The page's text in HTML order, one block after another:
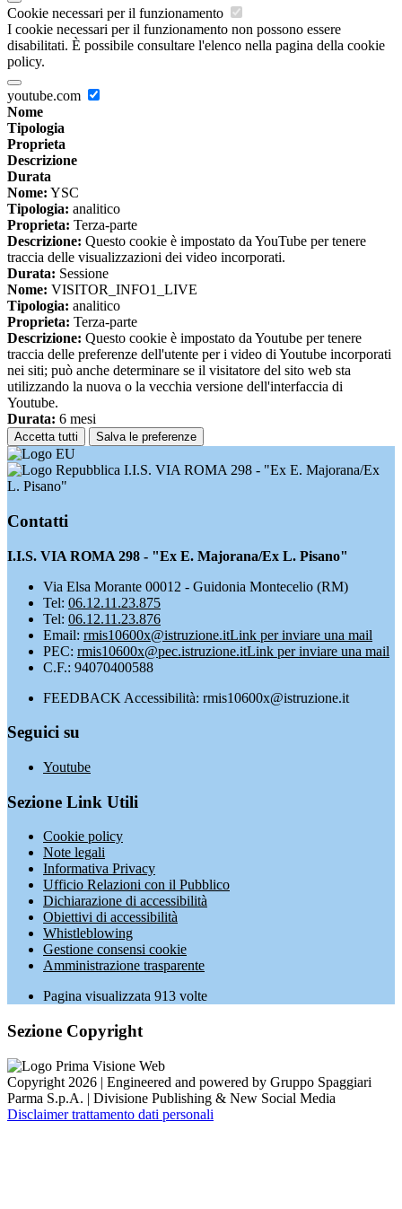
Cookie necessari per il funzionamento
I cookie necessari per il funzionamento non possono essere
disabilitati. È possibile consultare l'elenco nella pagina della cookie
policy.
youtube.com
Nome
Tipologia
Proprieta
Descrizione
Durata
Nome: YSC
Tipologia: analitico
Proprieta: Terza-parte
Descrizione: Questo cookie è impostato da YouTube per tenere
traccia delle visualizzazioni dei video incorporati.
Durata: Sessione
Nome: VISITOR_INFO1_LIVE
Tipologia: analitico
Proprieta: Terza-parte
Descrizione: Questo cookie è impostato da Youtube per tenere
traccia delle preferenze dell'utente per i video di Youtube incorporati
nei siti; può anche determinare se il visitatore del sito web sta
utilizzando la nuova o la vecchia versione dell'interfaccia di
Youtube.
Durata: 6 mesi
Accetta tutti Salva le preferenze
I.I.S. VIA ROMA 298 - "Ex E. Majorana/Ex
L. Pisano"
Contatti
I.I.S. VIA ROMA 298 - "Ex E. Majorana/Ex L. Pisano"
Via Elsa Morante 00012 - Guidonia Montecelio (RM)
Tel: 06.12.11.23.875
Tel: 06.12.11.23.876
Email: rmis10600x@istruzione.itLink per inviare una mail
PEC: rmis10600x@pec.istruzione.itLink per inviare una mail
C.F.: 94070400588
FEEDBACK Accessibilità: rmis10600x@istruzione.it
Seguici su
Youtube
Sezione Link Utili
Cookie policy
Note legali
Informativa Privacy
Ufficio Relazioni con il Pubblico
Dichiarazione di accessibilità
Obiettivi di accessibilità
Whistleblowing
Gestione consensi cookie
Amministrazione trasparente
Pagina visualizzata 913 volte
Sezione Copyright
Copyright 2026 | Engineered and powered by Gruppo Spaggiari
Parma S.p.A. | Divisione Publishing & New Social Media
Disclaimer trattamento dati personali